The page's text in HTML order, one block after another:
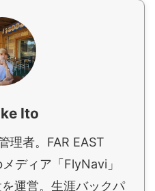
Ito
理者。FAR EAST
ディア「FlyNavi」
運営。生涯バックパ